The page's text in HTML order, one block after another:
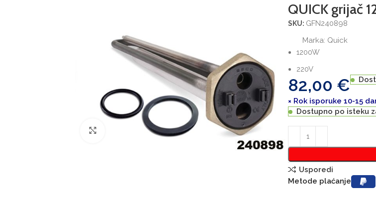
Povećajte sliku
QUICK grijač
SKU: GFN240898
Marka: Quick
1200W
220V
82,00 €
× Rok isporuke 10-15
Dostupno po isteku
Usporedi
Metode plaćanje